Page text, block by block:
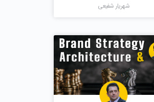
شهریار شفیعی